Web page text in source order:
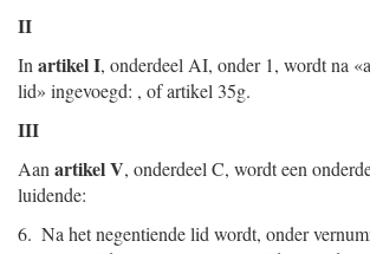
II
In artikel I, onderdeel AI, onder 1, wordt na
lid» ingevoegd: , of artikel 35g.
III
Aan artikel V, onderdeel C, wordt een
luidende:
6. Na het negentiende lid wordt, onder